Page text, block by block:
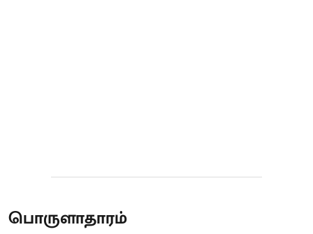
பொருளாதாரம்